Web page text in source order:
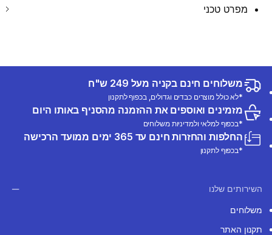
מפרט טכני
משלוחים חינם בקניה מעל 249 ש"ח
*לא כולל מוצרים כבדים וגדולים, בכפוף לתקנון
מזמינים ואוספים את ההזמנה מהסניף באותו היום
*בכפוף למלאי ולמדיניות משלוחים
החלפות והחזרות חינם עד 365 ימים ממועד הרכישה
*בכפוף לתקנון
השירותים שלנו
משלוחים
תקנון האתר